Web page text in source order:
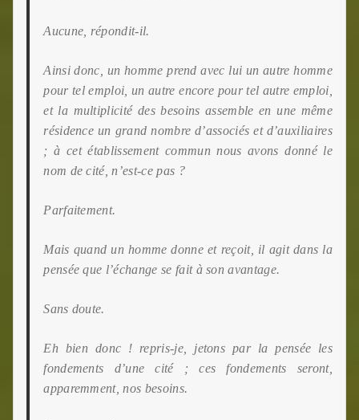
Aucune, répondit-il.
Ainsi donc, un homme prend avec lui un autre homme
pour tel emploi, un autre encore pour tel autre emploi,
et la multiplicité des besoins assemble en une même
résidence un grand nombre d’associés et d’auxiliaires
; à cet établissement commun nous avons donné le
nom de cité, n’est-ce pas ?
Parfaitement.
Mais quand un homme donne et reçoit, il agit dans la
pensée que l’échange se fait à son avantage.
Sans doute.
Eh bien donc ! repris-je, jetons par la pensée les
fondements d’une cité ; ces fondements seront,
apparemment, nos besoins.